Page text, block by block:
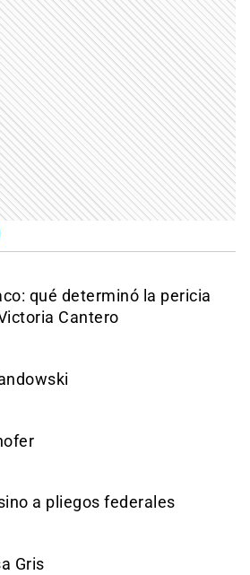
qué determinó la pericia
Cantero
a pliegos federales
Gris